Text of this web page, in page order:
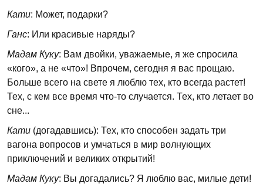
Кати: Может, подарки?
Ганс: Или красивые наряды?
Мадам Куку: Вам двойки, уважаемые, я же спросила
«кого», а не «что»! Впрочем, сегодня я вас прощаю.
Больше всего на свете я люблю тех, кто всегда растет!
Тех, с кем все время что-то случается. Тех, кто летает во
сне...
Кати (догадавшись): Тех, кто способен задать три
вагона вопросов и умчаться в мир волнующих
приключений и великих открытий!
Мадам Куку: Вы догадались? Я люблю вас, милые дети!